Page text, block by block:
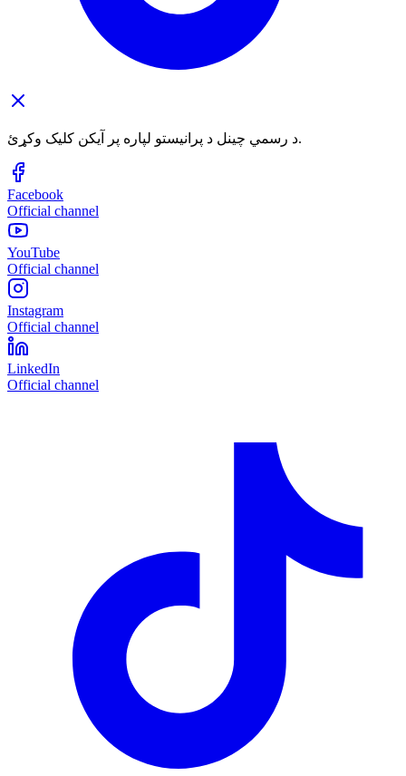
د رسمي چینل د پرانیستو لپاره پر آیکن کلیک وکړئ.
Facebook
Official channel
YouTube
Official channel
Instagram
Official channel
LinkedIn
Official channel